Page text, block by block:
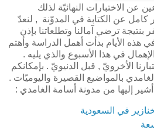
عن الاختبارات النهائيّة لذلك
عن الكتابة في المدوّنة , لنعدّ
بنتيجة ترضي آمالنا وتطلعاتنا بإذن
هذه الأيام بدأت أهمل الدراسة وأهتم
في هذا الأسبوع والذي يليه .
الأخرويّ , قبل الدنيويّ . بإمكانكم
بالمواضيع القصيرة واليوميّات .
إليها من مدونة أسامة الغامدي :
في السعودية